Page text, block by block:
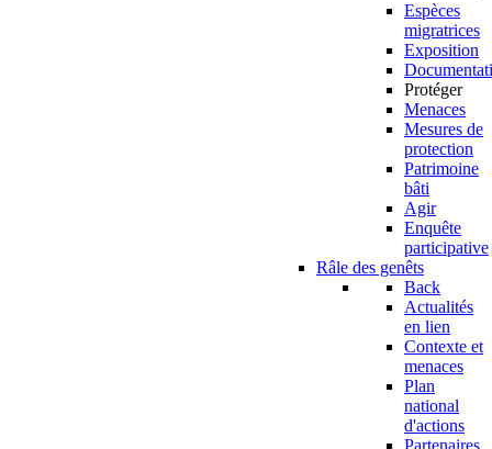
Espèces
migratrices
Exposition
Protéger
Menaces
Mesures de
protection
Patrimoine
bâti
Agir
Enquête
participative
Râle des genêts
Back
Actualités
en lien
Contexte et
menaces
Plan
national
d'actions